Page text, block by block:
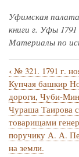
Уфимская
книги г. Уфы 1791
Материалы по
ссылки
книги
для
№
‹ № 321. 1791 г.
Купчая башкир
дороги, Чуби-
Чураша Таирова с
товарищами
поручику А. А.
на земли.